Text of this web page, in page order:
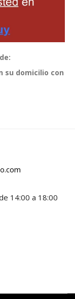
su domicilio con
14:00 a 18:00